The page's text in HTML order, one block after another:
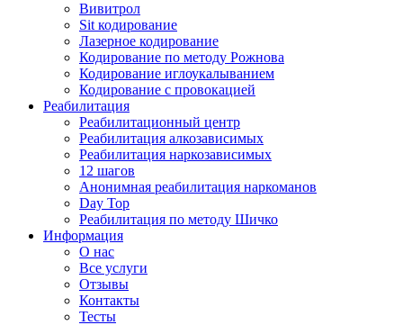
Вивитрол
Sit кодирование
Лазерное кодирование
Кодирование по методу Рожнова
Кодирование иглоукалыванием
Кодирование с провокацией
Реабилитация
Реабилитационный центр
Реабилитация алкозависимых
Реабилитация наркозависимых
12 шагов
Анонимная реабилитация наркоманов
Day Top
Реабилитация по методу Шичко
Информация
О нас
Все услуги
Отзывы
Контакты
Тесты